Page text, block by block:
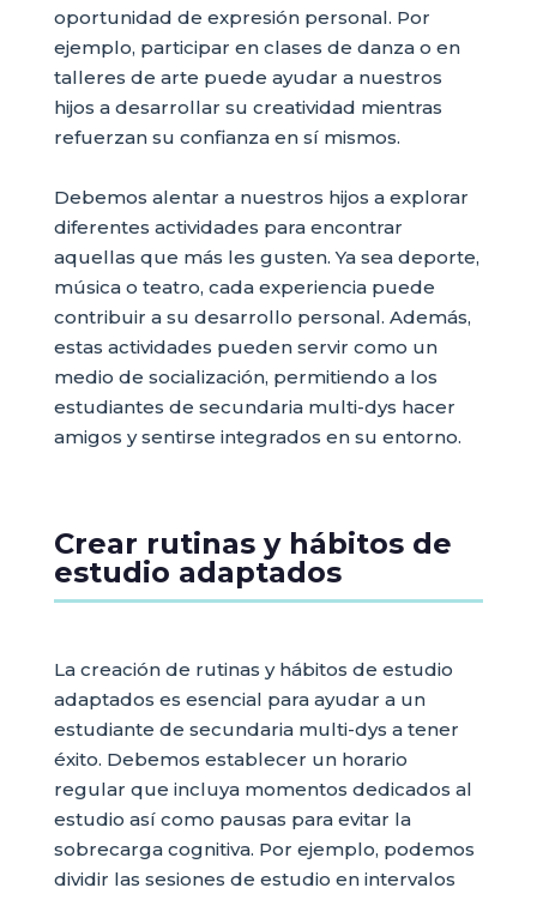
oportunidad de expresión personal. Por
ejemplo, participar en clases de danza o en
talleres de arte puede ayudar a nuestros
hijos a desarrollar su creatividad mientras
refuerzan su confianza en sí mismos.
Debemos alentar a nuestros hijos a explorar
diferentes actividades para encontrar
aquellas que más les gusten. Ya sea deporte,
música o teatro, cada experiencia puede
contribuir a su desarrollo personal. Además,
estas actividades pueden servir como un
medio de socialización, permitiendo a los
estudiantes de secundaria multi-dys hacer
amigos y sentirse integrados en su entorno.
Crear rutinas y hábitos de
estudio adaptados
La creación de rutinas y hábitos de estudio
adaptados es esencial para ayudar a un
estudiante de secundaria multi-dys a tener
éxito. Debemos establecer un horario
regular que incluya momentos dedicados al
estudio así como pausas para evitar la
sobrecarga cognitiva. Por ejemplo, podemos
dividir las sesiones de estudio en intervalos